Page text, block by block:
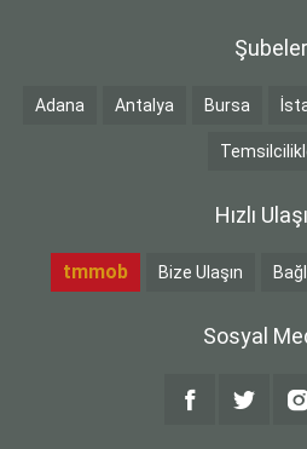
Şubeler
Adana Antalya Bursa
Hızlı
tmmob Bize Ulaşın
Sosyal